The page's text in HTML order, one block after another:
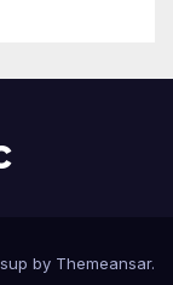
by Themeansar.